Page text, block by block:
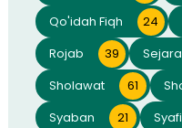
Qo'idah Fiqh
24
Rojab
39
Sholawat
61
Syaban
21